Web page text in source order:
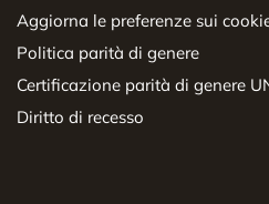
Aggiorna le preferenze sui
Politica parità di genere
Certificazione parità di genere
Diritto di recesso